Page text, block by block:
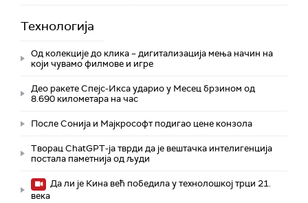
Технологијa
Од колекције до клика – дигитализација мења начин на
који чувамо филмове и игре
Део ракете Спејс-Икса ударио у Месец брзином од
8.690 километара на час
После Сонија и Мајкрософт подигао цене конзола
Творац ChatGPT-ја тврди да је вештачка интелигенција
постала паметнија од људи
Да ли је Кина већ победила у технолошкој трци 21.
века